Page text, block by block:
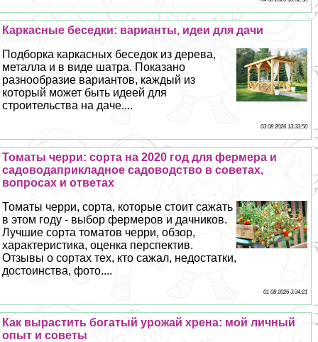
Каркасные беседки: варианты, идеи для дачи
Подборка каркасных беседок из дерева,
металла и в виде шатра. Показано
разнообразие вариантов, каждый из
который может быть идеей для
строительства на даче....
03 08 2026 13:33:50
Томаты черри: сорта на 2020 год для фермера и
садоводаприкладное садоводство в советах,
вопросах и ответах
Томаты черри, сорта, которые стоит сажать
в этом году - выбор фермеров и дачников.
Лучшие сорта томатов черри, обзор,
хаpaктеристика, оценка перспектив.
Отзывы о сортах тех, кто сажал, недостатки,
достоинства, фото....
01 08 2026 3:34:21
Как вырастить богатый урожай хрена: мой личный
опыт и советы